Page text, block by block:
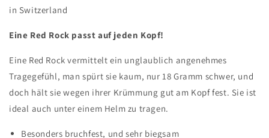
in Switzerland
Eine Red Rock passt auf jeden Kopf!
Eine Red Rock vermittelt ein unglaublich angenehmes
Tragegefühl, man spürt sie kaum, nur 18 Gramm schwer, und
doch hält sie wegen ihrer Krümmung gut am Kopf fest. Sie ist
ideal auch unter einem Helm zu tragen.
Besonders bruchfest, und sehr biegsam